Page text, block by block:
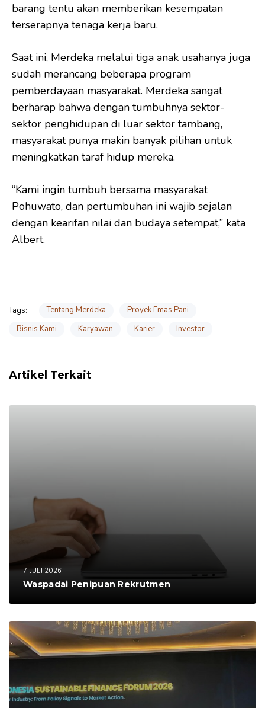
barang tentu akan memberikan kesempatan
terserapnya tenaga kerja baru.
Saat ini, Merdeka melalui tiga anak usahanya juga
sudah merancang beberapa program
pemberdayaan masyarakat. Merdeka sangat
berharap bahwa dengan tumbuhnya sektor-
sektor penghidupan di luar sektor tambang,
masyarakat punya makin banyak pilihan untuk
meningkatkan taraf hidup mereka.
“Kami ingin tumbuh bersama masyarakat
Pohuwato, dan pertumbuhan ini wajib sejalan
dengan kearifan nilai dan budaya setempat,” kata
Albert.
Tags: Tentang Merdeka
Proyek Emas Pani
Bisnis Kami
Karyawan Karier Investor
Artikel Terkait
7 JULI 2026
Waspadai Penipuan Rekrutmen